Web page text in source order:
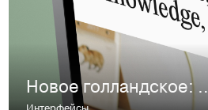
Новое голландское: